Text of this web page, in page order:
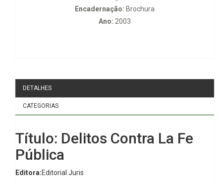
Encadernação: Brochura
Ano: 2003
DETALHES
CATEGORIAS
Título: Delitos Contra La Fe
Pública
Editora:Editorial Juris